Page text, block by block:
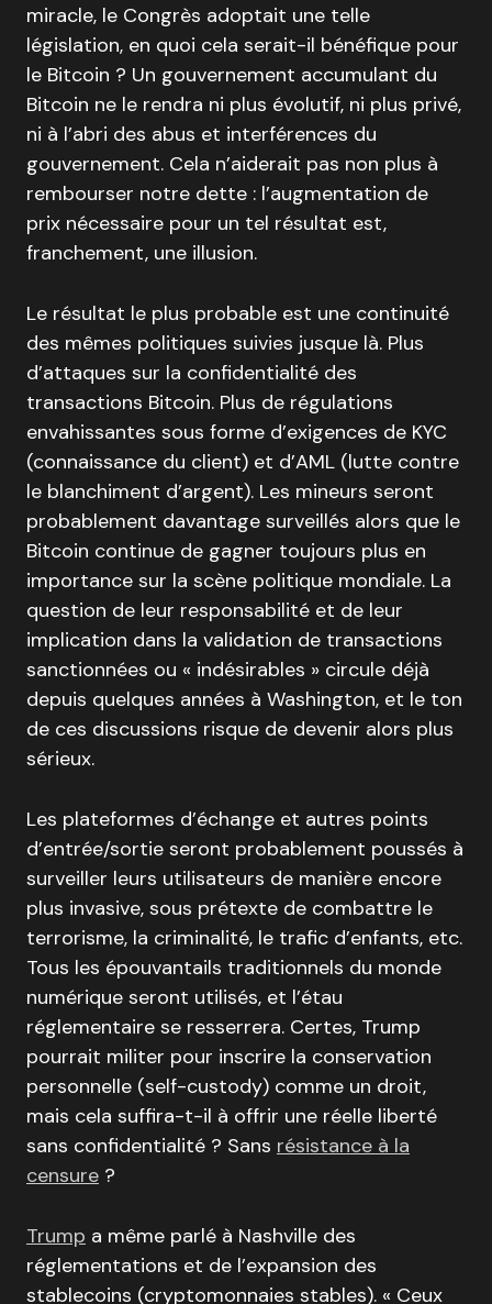
miracle, le Congrès adoptait une telle
législation, en quoi cela serait-il bénéfique pour
le Bitcoin ? Un gouvernement accumulant du
Bitcoin ne le rendra ni plus évolutif, ni plus privé,
ni à l’abri des abus et interférences du
gouvernement. Cela n’aiderait pas non plus à
rembourser notre dette : l’augmentation de
prix nécessaire pour un tel résultat est,
franchement, une illusion.
Le résultat le plus probable est une continuité
des mêmes politiques suivies jusque là. Plus
d’attaques sur la confidentialité des
transactions Bitcoin. Plus de régulations
envahissantes sous forme d’exigences de KYC
(connaissance du client) et d’AML (lutte contre
le blanchiment d’argent). Les mineurs seront
probablement davantage surveillés alors que le
Bitcoin continue de gagner toujours plus en
importance sur la scène politique mondiale. La
question de leur responsabilité et de leur
implication dans la validation de transactions
sanctionnées ou « indésirables » circule déjà
depuis quelques années à Washington, et le ton
de ces discussions risque de devenir alors plus
sérieux.
Les plateformes d’échange et autres points
d’entrée/sortie seront probablement poussés à
surveiller leurs utilisateurs de manière encore
plus invasive, sous prétexte de combattre le
terrorisme, la criminalité, le trafic d’enfants, etc.
Tous les épouvantails traditionnels du monde
numérique seront utilisés, et l’étau
réglementaire se resserrera. Certes, Trump
pourrait militer pour inscrire la conservation
personnelle (self-custody) comme un droit,
mais cela suffira-t-il à offrir une réelle liberté
sans confidentialité ? Sans résistance à la
censure ?
Trump a même parlé à Nashville des
réglementations et de l’expansion des
stablecoins (cryptomonnaies stables). « Ceux